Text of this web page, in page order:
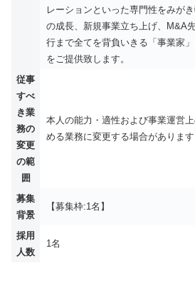
レーションといった専門性をみが
の成長、新規事業立ち上げ、M&A
行まで全てを背負いきる「事業家
をご提供致します。
従事
すべ
き業
務の
変更
の範
囲
本人の能力・適性および事業運営
める業務に変更する場合があります
募集
背景
【募集枠:1名】
採用
人数
1名